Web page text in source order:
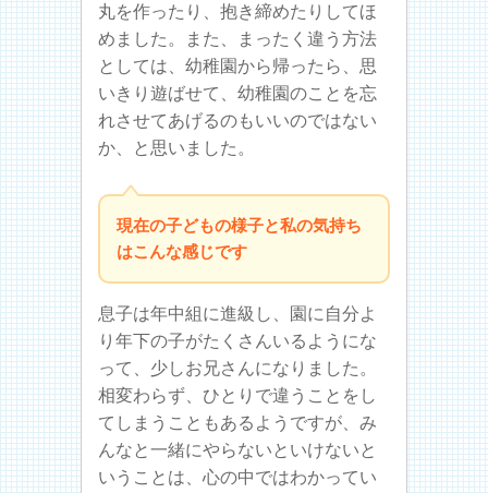
丸を作ったり、抱き締めたりしてほ
めました。また、まったく違う方法
としては、幼稚園から帰ったら、思
いきり遊ばせて、幼稚園のことを忘
れさせてあげるのもいいのではない
か、と思いました。
現在の子どもの様子と私の気持ち
はこんな感じです
息子は年中組に進級し、園に自分よ
り年下の子がたくさんいるようにな
って、少しお兄さんになりました。
相変わらず、ひとりで違うことをし
てしまうこともあるようですが、み
んなと一緒にやらないといけないと
いうことは、心の中ではわかってい